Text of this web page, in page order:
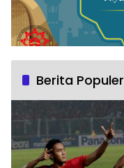
Berita Populer